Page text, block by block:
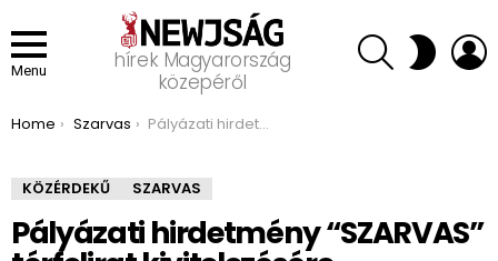
Menu
hírek Magyarország
közepéről
SEARCH SWITCH
SKIN
You are here:
Home Szarvas Pályázati hirdetmény “SZARVAS” térfelirat kivitelezésére
KÖZÉRDEKŰ SZARVAS
Pályázati hirdetmény “SZARVAS”